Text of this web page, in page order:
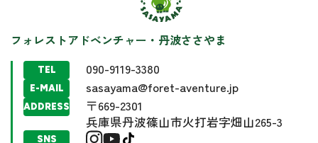
フォレストアドベンチャー・丹波ささやま
TEL 090-9119-3380
E-MAIL sasayama@foret-aventure.jp
ADDRESS
〒669-2301
兵庫県丹波篠山市火打岩字畑山265-3
SNS